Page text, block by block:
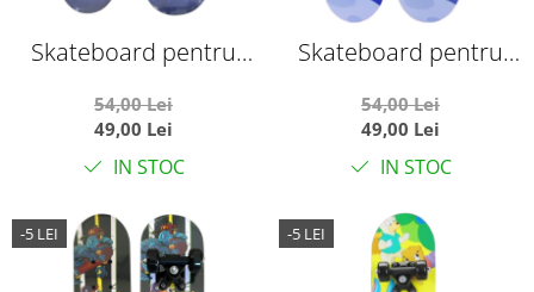
Skateboard pentru
Cerb Albastru
54,00 Lei
49,00 Lei
IN STOC
Skateboard pentru
Dino Albastru
54,00 Lei
49,00 Lei
IN STOC
-5 LEI -5 LEI